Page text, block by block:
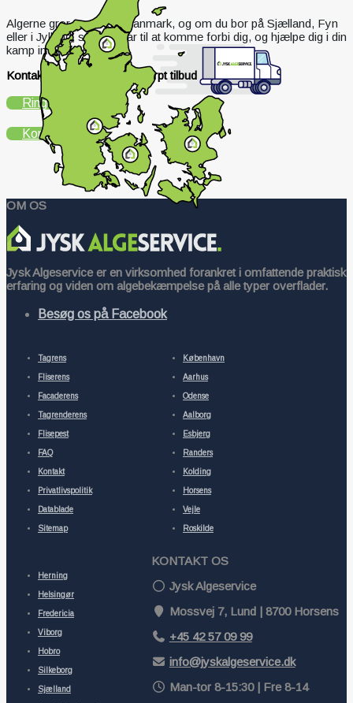
Algerne gror over hele Danmark, og om du bor på Sjælland, Fyn
eller i Jylland, så er vi klar til at komme forbi dig, og hjælpe dig i din
kamp imod algerne.
Kontakt os i dag og få et skarpt tilbud
Ring
Kontakt os
OM OS
Jysk Algeservice er en virksomhed forankret i omfattende praktisk
erfaring og viden om algebekæmpelse på alle typer overflader.
Besøg os på Facebook
Tagrens
Fliserens
Facaderens
Tagrenderens
Flisepest
FAQ
Kontakt
Privatlivspolitik
Datablade
Sitemap
København
Aarhus
Odense
Aalborg
Esbjerg
Randers
Kolding
Horsens
Vejle
Roskilde
Herning
Helsingør
Fredericia
Viborg
Hobro
Silkeborg
Sjælland
KONTAKT OS
Jysk Algeservice
Mossvej 7, Lund | 8700 Horsens
+45 42 57 09 99
info@jyskalgeservice.dk
Man-tor 8-15:30 | Fre 8-14